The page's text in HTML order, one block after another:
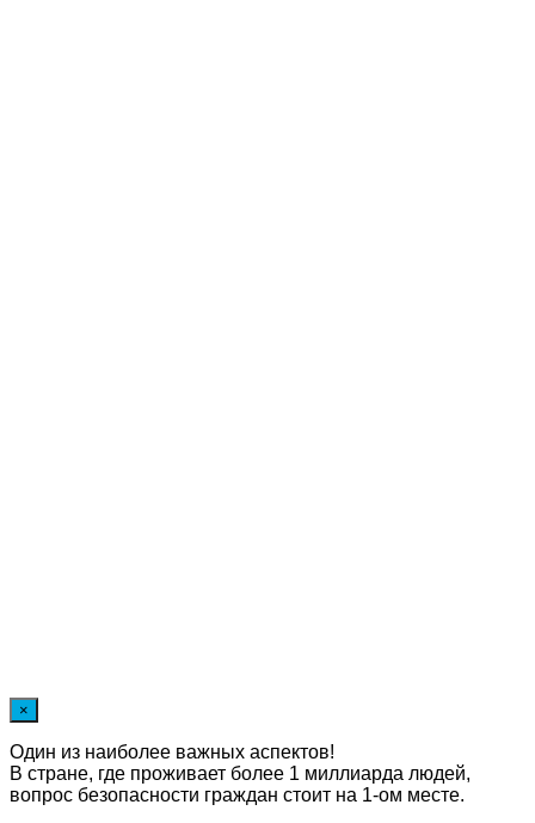
×
Один из наиболее важных аспектов!
В стране, где проживает более 1 миллиарда людей,
вопрос безопасности граждан стоит на 1-ом месте.